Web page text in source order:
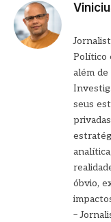
Político
além de
seus
óbvio,
–